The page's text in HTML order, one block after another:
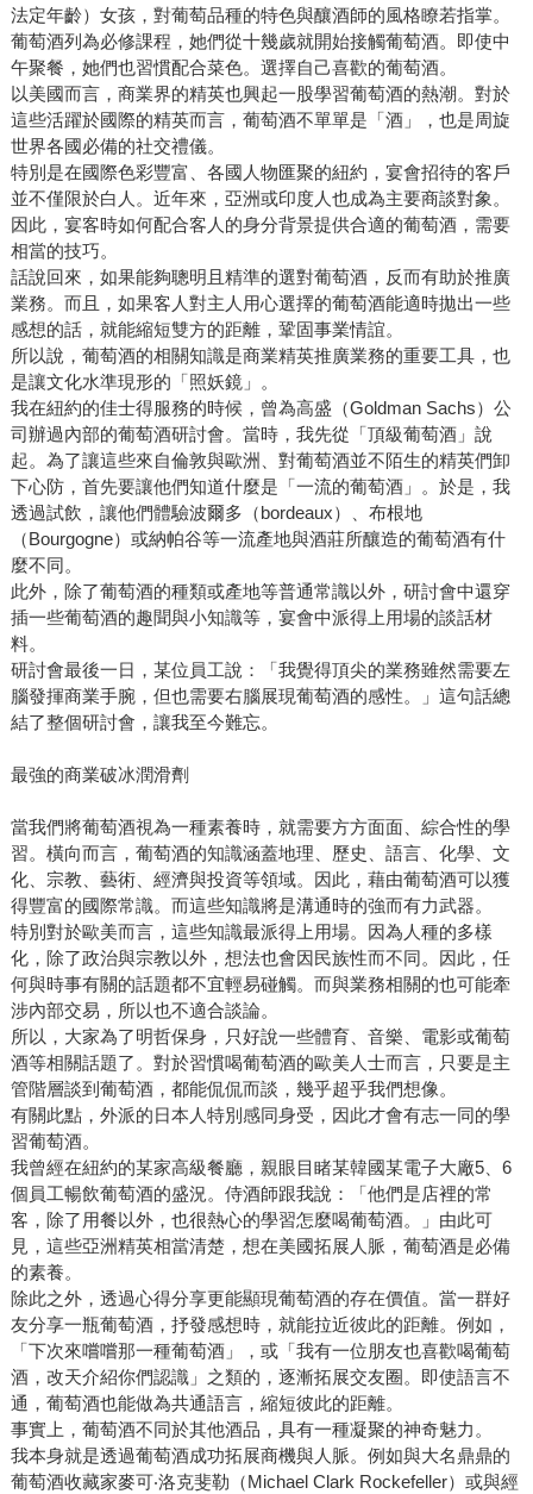
法定年齡）女孩，對葡萄品種的特色與釀酒師的風格瞭若指掌。
葡萄酒列為必修課程，她們從十幾歲就開始接觸葡萄酒。即使中
午聚餐，她們也習慣配合菜色。選擇自己喜歡的葡萄酒。
以美國而言，商業界的精英也興起一股學習葡萄酒的熱潮。對於
這些活躍於國際的精英而言，葡萄酒不單單是「酒」，也是周旋
世界各國必備的社交禮儀。
特別是在國際色彩豐富、各國人物匯聚的紐約，宴會招待的客戶
並不僅限於白人。近年來，亞洲或印度人也成為主要商談對象。
因此，宴客時如何配合客人的身分背景提供合適的葡萄酒，需要
相當的技巧。
話說回來，如果能夠聰明且精準的選對葡萄酒，反而有助於推廣
業務。而且，如果客人對主人用心選擇的葡萄酒能適時拋出一些
感想的話，就能縮短雙方的距離，鞏固事業情誼。
所以說，葡萄酒的相關知識是商業精英推廣業務的重要工具，也
是讓文化水準現形的「照妖鏡」。
我在紐約的佳士得服務的時候，曾為高盛（Goldman Sachs）公
司辦過內部的葡萄酒研討會。當時，我先從「頂級葡萄酒」說
起。為了讓這些來自倫敦與歐洲、對葡萄酒並不陌生的精英們卸
下心防，首先要讓他們知道什麼是「一流的葡萄酒」。於是，我
透過試飲，讓他們體驗波爾多（bordeaux）、布根地
（Bourgogne）或納帕谷等一流產地與酒莊所釀造的葡萄酒有什
麼不同。
此外，除了葡萄酒的種類或產地等普通常識以外，研討會中還穿
插一些葡萄酒的趣聞與小知識等，宴會中派得上用場的談話材
料。
研討會最後一日，某位員工說：「我覺得頂尖的業務雖然需要左
腦發揮商業手腕，但也需要右腦展現葡萄酒的感性。」這句話總
結了整個研討會，讓我至今難忘。
最強的商業破冰潤滑劑
當我們將葡萄酒視為一種素養時，就需要方方面面、綜合性的學
習。橫向而言，葡萄酒的知識涵蓋地理、歷史、語言、化學、文
化、宗教、藝術、經濟與投資等領域。因此，藉由葡萄酒可以獲
得豐富的國際常識。而這些知識將是溝通時的強而有力武器。
特別對於歐美而言，這些知識最派得上用場。因為人種的多樣
化，除了政治與宗教以外，想法也會因民族性而不同。因此，任
何與時事有關的話題都不宜輕易碰觸。而與業務相關的也可能牽
涉內部交易，所以也不適合談論。
所以，大家為了明哲保身，只好說一些體育、音樂、電影或葡萄
酒等相關話題了。對於習慣喝葡萄酒的歐美人士而言，只要是主
管階層談到葡萄酒，都能侃侃而談，幾乎超乎我們想像。
有關此點，外派的日本人特別感同身受，因此才會有志一同的學
習葡萄酒。
我曾經在紐約的某家高級餐廳，親眼目睹某韓國某電子大廠5、6
個員工暢飲葡萄酒的盛況。侍酒師跟我說：「他們是店裡的常
客，除了用餐以外，也很熱心的學習怎麼喝葡萄酒。」由此可
見，這些亞洲精英相當清楚，想在美國拓展人脈，葡萄酒是必備
的素養。
除此之外，透過心得分享更能顯現葡萄酒的存在價值。當一群好
友分享一瓶葡萄酒，抒發感想時，就能拉近彼此的距離。例如，
「下次來嚐嚐那一種葡萄酒」，或「我有一位朋友也喜歡喝葡萄
酒，改天介紹你們認識」之類的，逐漸拓展交友圈。即使語言不
通，葡萄酒也能做為共通語言，縮短彼此的距離。
事實上，葡萄酒不同於其他酒品，具有一種凝聚的神奇魅力。
我本身就是透過葡萄酒成功拓展商機與人脈。例如與大名鼎鼎的
葡萄酒收藏家麥可‧洛克斐勒（Michael Clark Rockefeller）或與經